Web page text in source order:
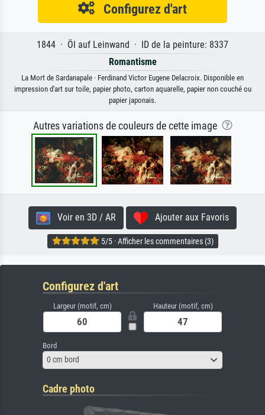
Configurez d'art
1844 · Öl auf Leinwand · ID de la peinture: 8337
Romantisme
La Mort de Sardanapale · Ferdinand Victor Eugene Delacroix. Disponible en
impression d'art sur toile, papier photo, carton aquarelle, papier non couché ou
papier japonais.
Autres variations de couleurs de cette image
Voir en 3D / AR Ajouter aux Favoris
5/5 · Afficher les commentaires (3)
Configurez d'art
Largeur (motif, cm) Hauteur (motif, cm)
Bord
0 cm bord
Cadre photo